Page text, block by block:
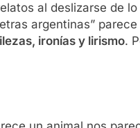
al deslizarse de
argentinas”
ironías y lirismo.